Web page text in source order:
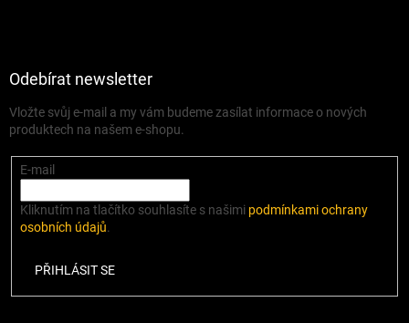
Odebírat newsletter
Vložte svůj e-mail a my vám budeme zasílat informace o nových
produktech na našem e-shopu.
E-mail
Kliknutím na tlačítko souhlasíte s našimi podmínkami ochrany
osobních údajů.
PŘIHLÁSIT SE